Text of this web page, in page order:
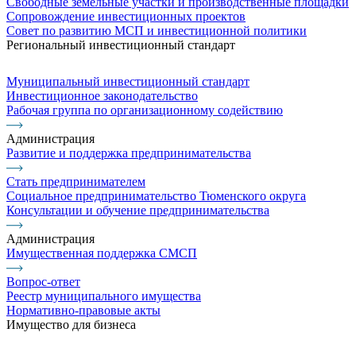
Сопровождение инвестиционных проектов
Совет по развитию МСП и инвестиционной политики
Региональный инвестиционный стандарт
Муниципальный инвестиционный стандарт
Инвестиционное законодательство
Рабочая группа по организационному содействию
Администрация
Развитие и поддержка предпринимательства
Стать предпринимателем
Социальное предпринимательство Тюменского округа
Консультации и обучение предпринимательства
Администрация
Имущественная поддержка СМСП
Вопрос-ответ
Реестр муниципального имущества
Нормативно-правовые акты
Имущество для бизнеса